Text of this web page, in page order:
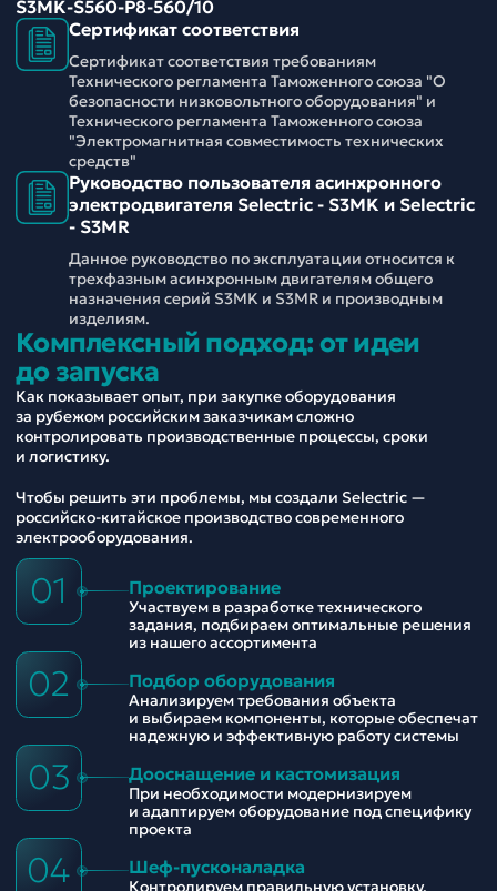
S3MK-S560-P8-560/10
Сертификат соответствия
Сертификат соответствия требованиям
Технического регламента Таможенного союза "О
безопасности низковольтного оборудования" и
Технического регламента Таможенного союза
"Электромагнитная совместимость технических
средств"
Руководство пользователя асинхронного
электродвигателя Selectric - S3MK и Selectric
- S3MR
Данное руководство по эксплуатации относится к
трехфазным асинхронным двигателям общего
назначения серий S3MK и S3MR и производным
изделиям.
Комплексный подход: от идеи
до запуска
Как показывает опыт, при закупке оборудования
за рубежом российским заказчикам сложно
контролировать производственные процессы, сроки
и логистику.
Чтобы решить эти проблемы, мы создали Selectric —
российско-китайское производство современного
электрооборудования.
01 Проектирование
Участвуем в разработке технического
задания, подбираем оптимальные решения
из нашего ассортимента
02 Подбор оборудования
Анализируем требования объекта
и выбираем компоненты, которые обеспечат
надежную и эффективную работу системы
03 Дооснащение и кастомизация
При необходимости модернизируем
и адаптируем оборудование под специфику
проекта
04 Шеф-пусконаладка
Контролируем правильную установку,